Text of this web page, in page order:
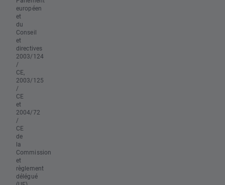
européen
et
du
Conseil
et
directives
2003/124
/
CE,
2003/125
/
CE
et
2004/72
/
CE
de
la
Commission
et
règlement
délégué